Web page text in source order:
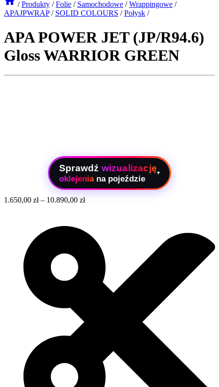
/ Produkty / Folie / Samochodowe / Wrappingowe /
APAJPWRAP / SOLID COLOURS / Połysk /
APA POWER JET (JP/R94.6)
Gloss WARRIOR GREEN
Sprawdź wizualizację
oklejenia na pojeździe
▾
1.650,00 zł– 10.890,00 zł